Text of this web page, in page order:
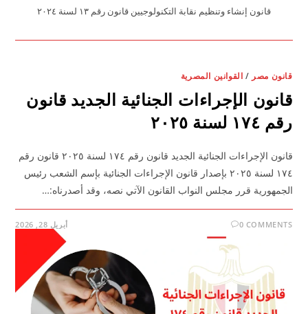
قانون إنشاء وتنظيم نقابة التكنولوجيين قانون رقم ١٣ لسنة ٢٠٢٤
قانون مصر / القوانين المصرية
قانون الإجراءات الجنائية الجديد قانون
رقم ١٧٤ لسنة ٢٠٢٥
قانون الإجراءات الجنائية الجديد قانون رقم ١٧٤ لسنة ٢٠٢٥ قانون رقم
١٧٤ لسنة ٢٠٢٥ بإصدار قانون الإجراءات الجنائية بإسم الشعب رئيس
الجمهورية قرر مجلس النواب القانون الآتي نصه، وقد أصدرناه:…
0 COMMENTS أبريل 28, 2026